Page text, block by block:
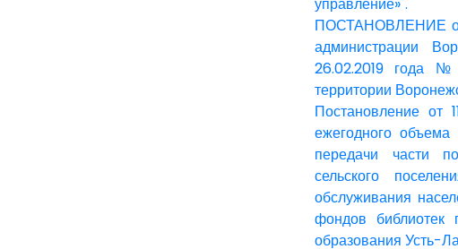
ПОСТАНОВЛЕНИЕ от
администрации
26.02.2019 года
территории
Постановление от
ежегодного
передачи части
сельского
обслуживания
фондов библиотек
образования Усть-